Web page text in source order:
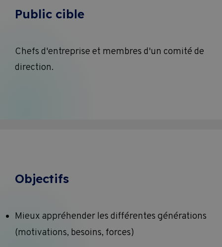
Public cible
Chefs d'entreprise et membres d'un comité de
direction.
Objectifs
Mieux appréhender les différentes générations
(motivations, besoins, forces)